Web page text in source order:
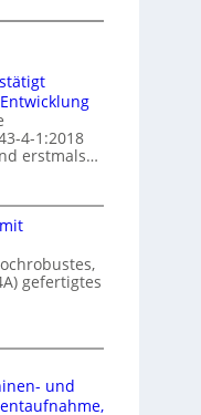
4-1:2018
erstmals…
gefertigtes
und